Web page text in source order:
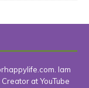
Iam
at YouTube